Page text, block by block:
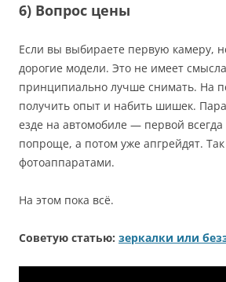
6) Вопрос цены
Если вы выбираете первую камеру,
дорогие модели. Это не имеет
принципиально лучше снимать. На
получить опыт и набить шишек.
езде на автомобиле — первой
попроще, а потом уже апгрейдят.
фотоаппаратами.
На этом пока всё.
Советую статью: зеркалки или